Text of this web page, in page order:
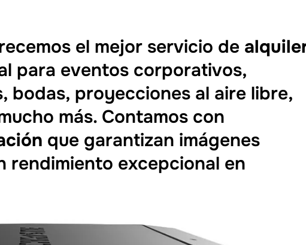
el mejor servicio de
para eventos corporativos,
bodas, proyecciones al aire libre,
más. Contamos con
que garantizan imágenes
rendimiento excepcional en